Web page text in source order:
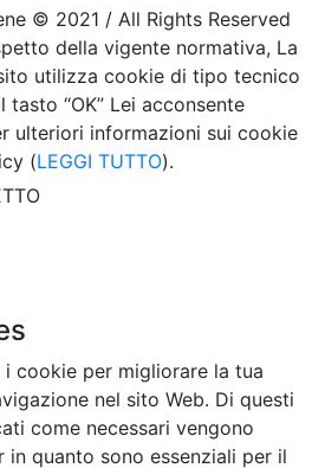
© 2021 / All Rights Reserved
della vigente normativa, La
utilizza cookie di tipo tecnico
“OK” Lei acconsente
ulteriori informazioni sui cookie
(LEGGI TUTTO).
cookie per migliorare la tua
nel sito Web. Di questi
come necessari vengono
quanto sono essenziali per il